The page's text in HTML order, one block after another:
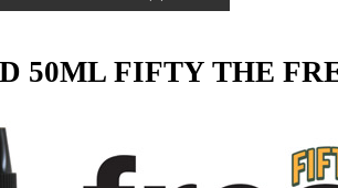
50ML FIFTY THE